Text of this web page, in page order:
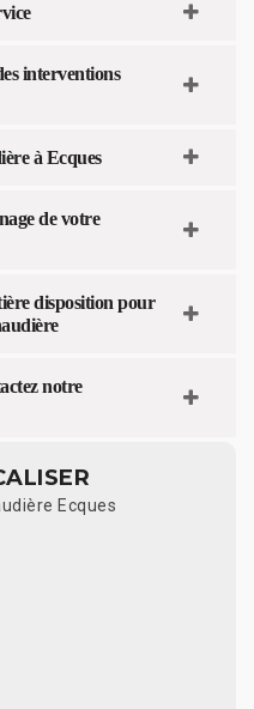
interventions
à Ecques
de votre
disposition pour
notre
Ecques